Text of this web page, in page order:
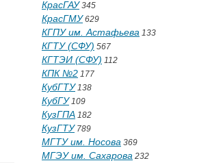
КрасГАУ345
КрасГМУ629
КГПУ им. Астафьева 133
КГТУ (СФУ) 567
КГТЭИ (СФУ) 112
КПК №2 177
КубГТУ138
КубГУ109
КузГПА 182
КузГТУ789
МГТУ им. Носова 369
МГЭУ им. Сахарова 232